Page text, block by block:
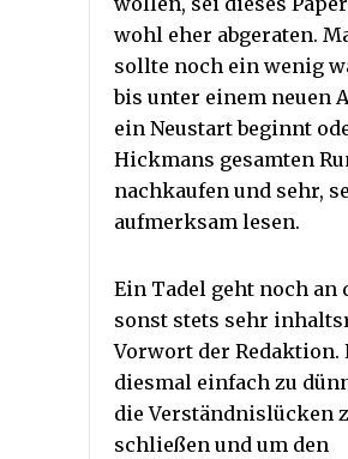
wohl eher abgeraten.
sollte noch ein wenig
bis unter einem neuen
ein Neustart beginnt
Hickmans gesamten
nachkaufen und sehr,
aufmerksam lesen.
Ein Tadel geht noch an
sonst stets sehr
Vorwort der Redaktion.
diesmal einfach zu
die Verständnislücken
schließen und um den